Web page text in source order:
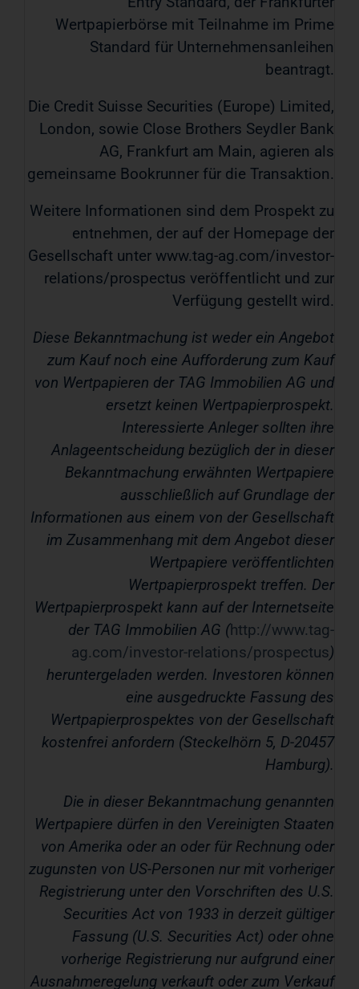
Wertpapierbörse mit Teilnahme im Prime
Standard für Unternehmensanleihen
beantragt.
Die Credit Suisse Securities (Europe) Limited,
London, sowie Close Brothers Seydler Bank
AG, Frankfurt am Main, agieren als
gemeinsame Bookrunner für die Transaktion.
Weitere Informationen sind dem Prospekt zu
entnehmen, der auf der Homepage der
Gesellschaft unter www.tag-ag.com/investor-
relations/prospectus veröffentlicht und zur
Verfügung gestellt wird.
Diese Bekanntmachung ist weder ein Angebot
zum Kauf noch eine Aufforderung zum Kauf
von Wertpapieren der TAG Immobilien AG und
ersetzt keinen Wertpapierprospekt.
Interessierte Anleger sollten ihre
Anlageentscheidung bezüglich der in dieser
Bekanntmachung erwähnten Wertpapiere
ausschließlich auf Grundlage der
Informationen aus einem von der Gesellschaft
im Zusammenhang mit dem Angebot dieser
Wertpapiere veröffentlichten
Wertpapierprospekt treffen. Der
Wertpapierprospekt kann auf der Internetseite
der TAG Immobilien AG (http://www.tag-
ag.com/investor-relations/prospectus)
heruntergeladen werden. Investoren können
eine ausgedruckte Fassung des
Wertpapierprospektes von der Gesellschaft
kostenfrei anfordern (Steckelhörn 5, D-20457
Hamburg).
Die in dieser Bekanntmachung genannten
Wertpapiere dürfen in den Vereinigten Staaten
von Amerika oder an oder für Rechnung oder
zugunsten von US-Personen nur mit vorheriger
Registrierung unter den Vorschriften des U.S.
Securities Act von 1933 in derzeit gültiger
Fassung (U.S. Securities Act) oder ohne
vorherige Registrierung nur aufgrund einer
Ausnahmeregelung verkauft oder zum Verkauf